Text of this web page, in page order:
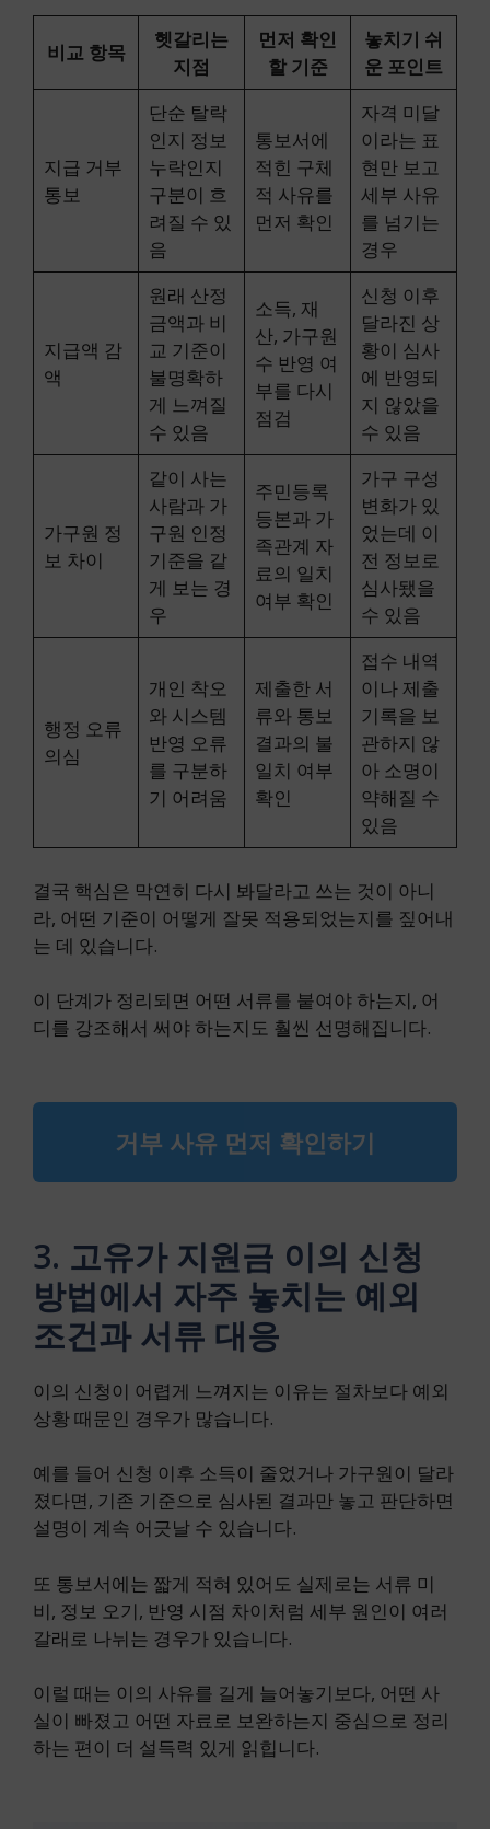
비교 항목
헷갈리는
지점
먼저 확인
할 기준
놓치기 쉬
운 포인트
지급 거부
통보
단순 탈락
인지 정보
누락인지
구분이 흐
려질 수 있
음
통보서에
적힌 구체
적 사유를
먼저 확인
자격 미달
이라는 표
현만 보고
세부 사유
를 넘기는
경우
지급액 감
액
원래 산정
금액과 비
교 기준이
불명확하
게 느껴질
수 있음
소득, 재
산, 가구원
수 반영 여
부를 다시
점검
신청 이후
달라진 상
황이 심사
에 반영되
지 않았을
수 있음
가구원 정
보 차이
같이 사는
사람과 가
구원 인정
기준을 같
게 보는 경
우
주민등록
등본과 가
족관계 자
료의 일치
여부 확인
가구 구성
변화가 있
었는데 이
전 정보로
심사됐을
수 있음
행정 오류
의심
개인 착오
와 시스템
반영 오류
를 구분하
기 어려움
제출한 서
류와 통보
결과의 불
일치 여부
확인
접수 내역
이나 제출
기록을 보
관하지 않
아 소명이
약해질 수
있음
결국 핵심은 막연히 다시 봐달라고 쓰는 것이 아니
라, 어떤 기준이 어떻게 잘못 적용되었는지를 짚어내
는 데 있습니다.
이 단계가 정리되면 어떤 서류를 붙여야 하는지, 어
디를 강조해서 써야 하는지도 훨씬 선명해집니다.
거부 사유 먼저 확인하기
3. 고유가 지원금 이의 신청
방법에서 자주 놓치는 예외
조건과 서류 대응
이의 신청이 어렵게 느껴지는 이유는 절차보다 예외
상황 때문인 경우가 많습니다.
예를 들어 신청 이후 소득이 줄었거나 가구원이 달라
졌다면, 기존 기준으로 심사된 결과만 놓고 판단하면
설명이 계속 어긋날 수 있습니다.
또 통보서에는 짧게 적혀 있어도 실제로는 서류 미
비, 정보 오기, 반영 시점 차이처럼 세부 원인이 여러
갈래로 나뉘는 경우가 있습니다.
이럴 때는 이의 사유를 길게 늘어놓기보다, 어떤 사
실이 빠졌고 어떤 자료로 보완하는지 중심으로 정리
하는 편이 더 설득력 있게 읽힙니다.